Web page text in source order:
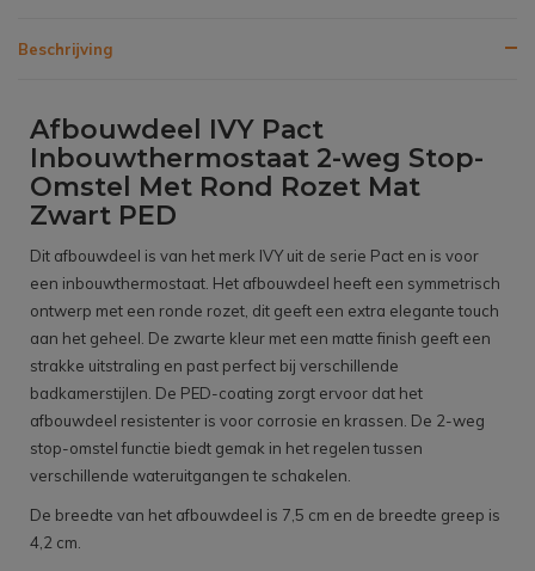
Beschrijving
Afbouwdeel IVY Pact
Inbouwthermostaat 2-weg Stop-
Omstel Met Rond Rozet Mat
Zwart PED
Dit afbouwdeel is van het merk IVY uit de serie Pact en is voor
een inbouwthermostaat. Het afbouwdeel heeft een symmetrisch
ontwerp met een ronde rozet, dit geeft een extra elegante touch
aan het geheel. De zwarte kleur met een matte finish geeft een
strakke uitstraling en past perfect bij verschillende
badkamerstijlen. De PED-coating zorgt ervoor dat het
afbouwdeel resistenter is voor corrosie en krassen. De 2-weg
stop-omstel functie biedt gemak in het regelen tussen
verschillende wateruitgangen te schakelen.
De breedte van het afbouwdeel is 7,5 cm en de breedte greep is
4,2 cm.